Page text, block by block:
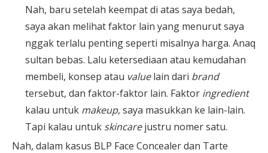
Nah, baru setelah keempat di atas saya bedah,
saya akan melihat faktor lain yang menurut saya
nggak terlalu penting seperti misalnya harga. Anaq
sultan bebas. Lalu ketersediaan atau kemudahan
membeli, konsep atau valuelain dari brand
tersebut, dan faktor-faktor lain. Faktor ingredient
kalau untuk makeup, saya masukkan ke lain-lain.
Tapi kalau untuk skincarejustru nomer satu.
Nah, dalam kasus BLP Face Concealer dan Tarte